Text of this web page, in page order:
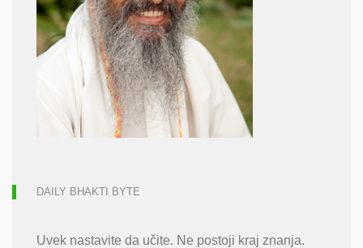
DAILY BHAKTI BYTE
Uvek nastavite da učite. Ne postoji kraj znanja.